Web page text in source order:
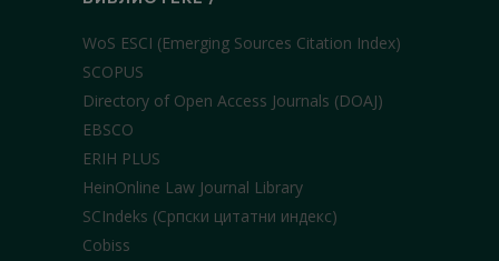
WoS ESCI (Emerging Sources Citation Index)
SCOPUS
Directory of Open Access Journals (DOAJ)
EBSCO
ERIH PLUS
HeinOnline Law Journal Library
SCIndeks (Српски цитатни индекс)
Cobiss